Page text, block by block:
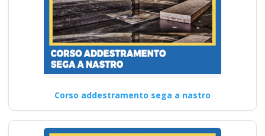
Corso addestramento sega a nastro